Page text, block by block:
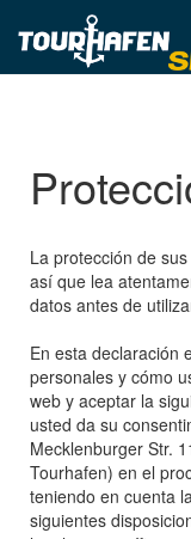
La protección de
así que lea
datos antes de
En esta declaración
personales y cómo
web y aceptar la
usted da su
Mecklenburger Str.
Tourhafen) en el
teniendo en cuenta
siguientes